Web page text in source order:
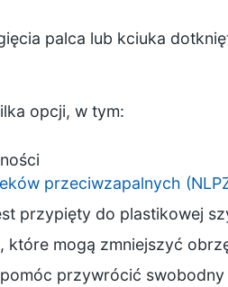
palca lub kciuka
opcji, w tym:
przeciwzapalnych
przypięty do plastikowej
które mogą zmniejszyć
przywrócić